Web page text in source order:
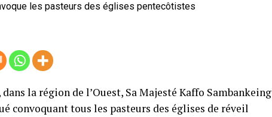
la région de l’Ouest, Sa Majesté Kaffo Sambankeing
convoquant tous les pasteurs des églises de réveil